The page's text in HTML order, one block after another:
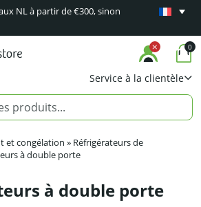
NL à partir de €300, sinon
Garantie
Service à la clientèle
0
et congélation » Réfrigérateurs de
à double porte
à double porte